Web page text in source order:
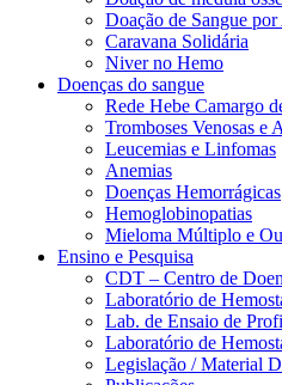
Doação de Sangue por
Caravana Solidária
Niver no Hemo
Doenças do sangue
Rede Hebe Camargo
Tromboses Venosas e
Leucemias e Linfomas
Anemias
Doenças Hemorrágicas
Hemoglobinopatias
Mieloma Múltiplo e
Ensino e Pesquisa
CDT – Centro de
Laboratório de
Lab. de Ensaio de
Laboratório de
Legislação / Material